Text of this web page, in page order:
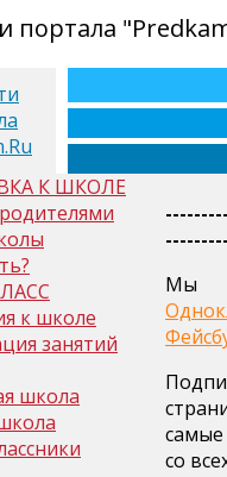
портала
К ШКОЛЕ
к школе
занятий
школа
Мы
со